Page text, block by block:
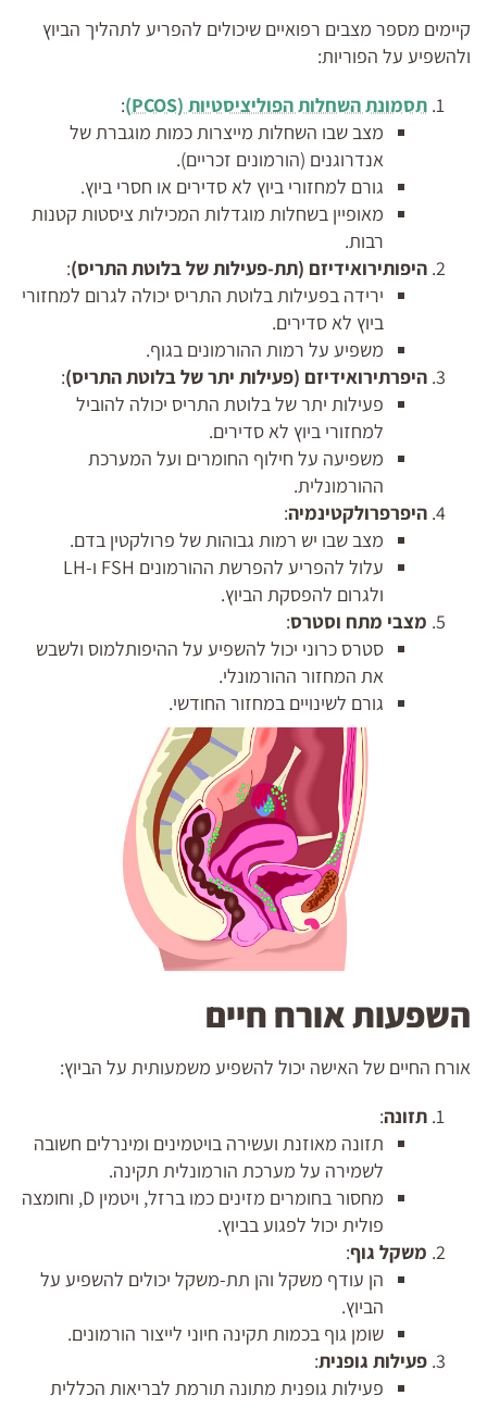
קיימים מספר מצבים רפואיים שיכולים להפריע לתהליך הביוץ
ולהשפיע על הפוריות:
תסמונת השחלות הפוליציסטיות (PCOS)
:
מצב שבו השחלות מייצרות כמות מוגברת של
אנדרוגנים (הורמונים זכריים).
גורם למחזורי ביוץ לא סדירים או חסרי ביוץ.
מאופיין בשחלות מוגדלות המכילות ציסטות קטנות
רבות.
היפותירואידיזם (תת-פעילות של בלוטת התריס):
ירידה בפעילות בלוטת התריס יכולה לגרום למחזורי
ביוץ לא סדירים.
משפיע על רמות ההורמונים בגוף.
היפרתירואידיזם (פעילות יתר של בלוטת התריס):
פעילות יתר של בלוטת התריס יכולה להוביל
למחזורי ביוץ לא סדירים.
משפיעה על חילוף החומרים ועל המערכת
ההורמונלית.
היפרפרולקטינמיה:
מצב שבו יש רמות גבוהות של פרולקטין בדם.
עלול להפריע להפרשת ההורמונים FSH ו-LH
ולגרום להפסקת הביוץ.
מצבי מתח וסטרס:
סטרס כרוני יכול להשפיע על ההיפותלמוס ולשבש
את המחזור ההורמונלי.
גורם לשינויים במחזור החודשי.
השפעות אורח חיים
אורח החיים של האישה יכול להשפיע משמעותית על הביוץ:
תזונה:
תזונה מאוזנת ועשירה בויטמינים ומינרלים חשובה
לשמירה על מערכת הורמונלית תקינה.
מחסור בחומרים מזינים כמו ברזל, ויטמין D, וחומצה
פולית יכול לפגוע בביוץ.
משקל גוף:
הן עודף משקל והן תת-משקל יכולים להשפיע על
הביוץ.
שומן גוף בכמות תקינה חיוני לייצור הורמונים.
פעילות גופנית:
פעילות גופנית מתונה תורמת לבריאות הכללית